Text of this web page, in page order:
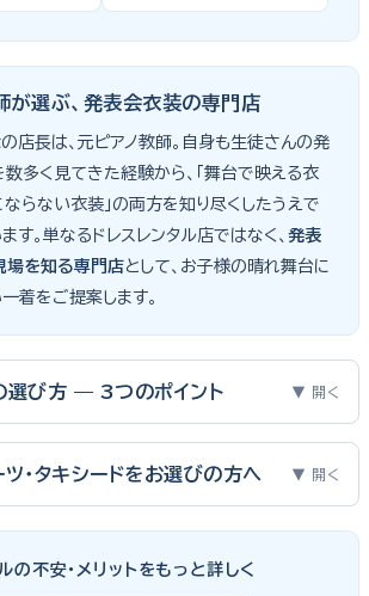
が選ぶ、発表会衣装の専門店
長は、元ピアノ教師。自身も生徒さんの発
数多く見てきた経験から、「舞台で映える衣
ならない衣装」の両方を知り尽くしたうえで
す。単なるドレスレンタル店ではなく、 発表
場を知る専門店として、お子様の晴れ舞台に
着をご提案します。
選び方 — 3つのポイント ▼ 開く
リン発表会・コンクールの舞台は、お子様にと
ピアノ教師としての経験から、衣装選びで大切
トフィット"を選ぶ
・タキシードをお選びの方へ ▼ 開く
ーツやベストスタイルは合唱・アンサンブル向
の不安・メリットをもっと詳しく